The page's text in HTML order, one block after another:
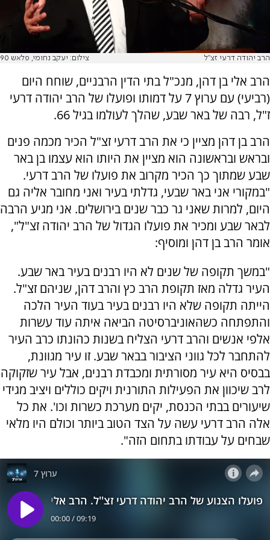
הרב יהודה דרעי זצ"ל צילום: יעקב נחומי, פלאש 90
הרב אלי בן דהן, מנכ"ל בתי הדין הרבניים, שוחח היום
(רביעי) עם ערוץ 7 על דמותו ופועלו של הרב יהודה דרעי
ז"ל, רבה של באר שבע, שהלך לעולמו בגיל 66.
הרב בן דהן מציין כי את הרב דרעי זצ"ל הכיר מכמה פנים
ובראש ובראשונה הוא מציין את היותו הוא עצמו בן באר
שבע שמתוך כך הכיר מקרוב את פועלו של הרב דרעי.
"במקורי אני באר שבעי, גדלתי בעיר ואני מחובר אליה גם
היום, למרות שאני גר כבר שנים בירושלים. אני מגיע הרבה
לבאר שבע ומכיר את פועלו הגדול של הרב יהודה זצ"ל",
אומר הרב בן דהן ומוסיף:
"במשך תקופה של שנים לא היו רבנים בעיר באר שבע.
העיר גדלה מאז תקופת הרב כץ והרב דהן, שניהם זצ"ל.
הייתה תקופה שלא היו רבנים בעיר בעוד העיר הלכה
והתפתחה כשהאוניברסיטה הביאה איתה עוד עשרות
אלפי אנשים והרב דרעי הצליח בשנות כהונתו כרב העיר
להתחבר לכל גווני הציבור בבאר שבע. זו עיר מגוונת,
בבסיס היא עיר מסורתית ומכבדת רבנים, אבל עיר שזקוקה
לרב שיכוון את הפעילות התורנית ויקים כוללים ויציב מגידי
שיעורים בבתי הכנסת, יקים מערכת כשרות וכו'. את כל
אלה הרב דרעי עשה על הצד הטוב ביותר וכולם היו מלאי
שבחים על עבודתו בתחום הזה".